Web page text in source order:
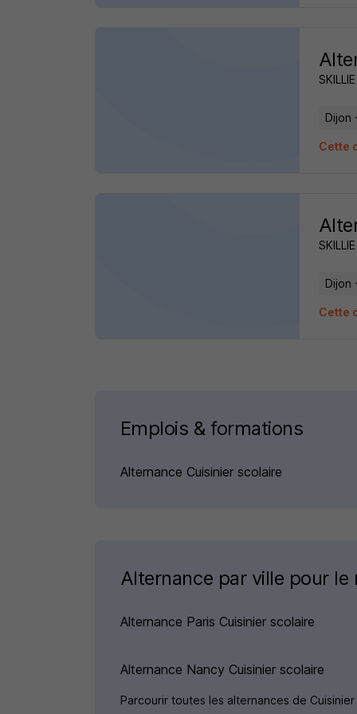
SKILLIE
Dijon
Cette
SKILLIE
Dijon
Cette
Emplois & formations
Alternance Cuisinier scolaire
Alternance par ville pour le
Alternance Paris Cuisinier scolaire
Alternance Nancy Cuisinier scolaire
Parcourir toutes les alternances de